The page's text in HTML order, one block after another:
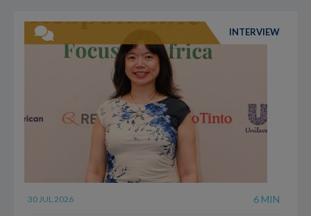
INTERVIEW
30 JUL 2026 6 MIN